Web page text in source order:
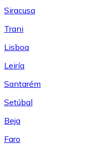
Siracusa
Trani
Lisboa
Leiría
Santarém
Setúbal
Beja
Faro